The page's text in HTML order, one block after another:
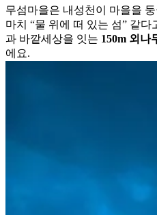
무섬마을은 내성천이 마을을
마치 “물 위에 떠 있는 섬” 같
과 바깥세상을 잇는 150m 외나
에요.